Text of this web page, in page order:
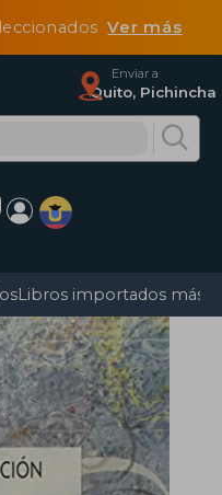
Ver más
Enviar a
Quito, Pichincha
Libros importados más